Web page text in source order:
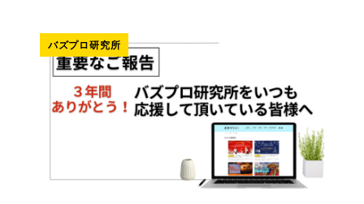
バズプロ研究所